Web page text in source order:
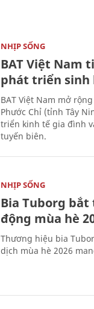
NHỊP SỐNG
BAT Việt Nam
phát triển sinh
BAT Việt Nam mở
Phước Chỉ (tỉnh Tây
triển kinh tế gia đình
tuyến biên.
NHỊP SỐNG
Bia Tuborg bắt
động mùa hè
Thương hiệu bia
dịch mùa hè 2026